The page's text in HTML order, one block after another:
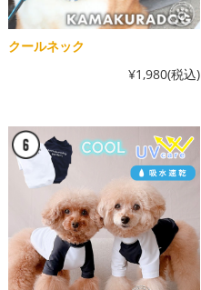
クールネック
¥1,980(税込)